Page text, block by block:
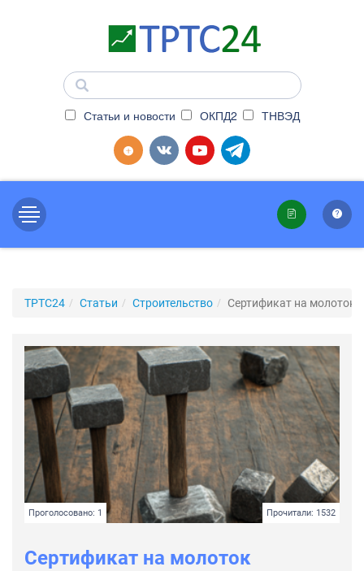
Статьи и новости ОКПД2 ТНВЭД
ТРТС24 Статьи Строительство Сертификат на молоток
Проголосовано: 1 Прочитали: 1532
Сертификат на молоток